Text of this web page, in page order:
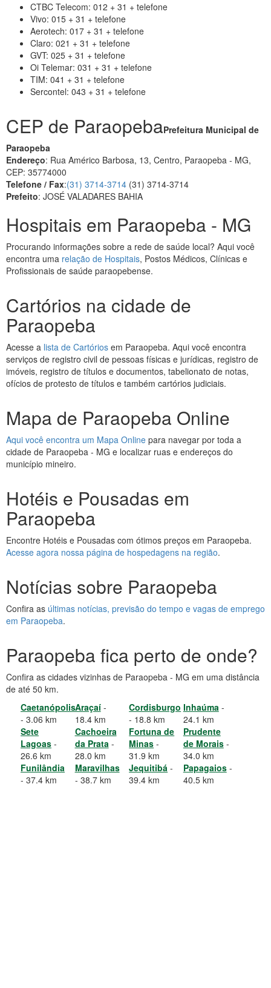
CTBC Telecom: 012 + 31 + telefone
Vivo: 015 + 31 + telefone
Aerotech: 017 + 31 + telefone
Claro: 021 + 31 + telefone
GVT: 025 + 31 + telefone
Oi Telemar: 031 + 31 + telefone
TIM: 041 + 31 + telefone
Sercontel: 043 + 31 + telefone
CEP de ParaopebaPrefeitura Municipal de
Paraopeba
Endereço: Rua Américo Barbosa, 13, Centro, Paraopeba - MG,
CEP: 35774000
Telefone / Fax:(31) 3714-3714 (31) 3714-3714
Prefeito: JOSÉ VALADARES BAHIA
Hospitais em Paraopeba - MG
Procurando informações sobre a rede de saúde local? Aqui você
encontra uma relação de Hospitais, Postos Médicos, Clínicas e
Profissionais de saúde paraopebense.
Cartórios na cidade de
Paraopeba
Acesse a lista de Cartórios em Paraopeba. Aqui você encontra
serviços de registro civil de pessoas físicas e jurídicas, registro de
imóveis, registro de títulos e documentos, tabelionato de notas,
ofícios de protesto de títulos e também cartórios judiciais.
Mapa de Paraopeba Online
Aqui você encontra um Mapa Online para navegar por toda a
cidade de Paraopeba - MG e localizar ruas e endereços do
município mineiro.
Hotéis e Pousadas em
Paraopeba
Encontre Hotéis e Pousadas com ótimos preços em Paraopeba.
Acesse agora nossa página de hospedagens na região.
Notícias sobre Paraopeba
Confira as últimas notícias, previsão do tempo e vagas de emprego
em Paraopeba.
Paraopeba fica perto de onde?
Confira as cidades vizinhas de Paraopeba - MG em uma distância
de até 50 km.
Caetanópolis
- 3.06 km
Araçaí-
18.4 km
Cordisburgo
- 18.8 km
Inhaúma-
24.1 km
Sete
Lagoas -
26.6 km
Cachoeira
da Prata-
28.0 km
Fortuna de
Minas -
31.9 km
Prudente
de Morais-
34.0 km
Funilândia
- 37.4 km
Maravilhas
- 38.7 km
Jequitibá -
39.4 km
Papagaios-
40.5 km